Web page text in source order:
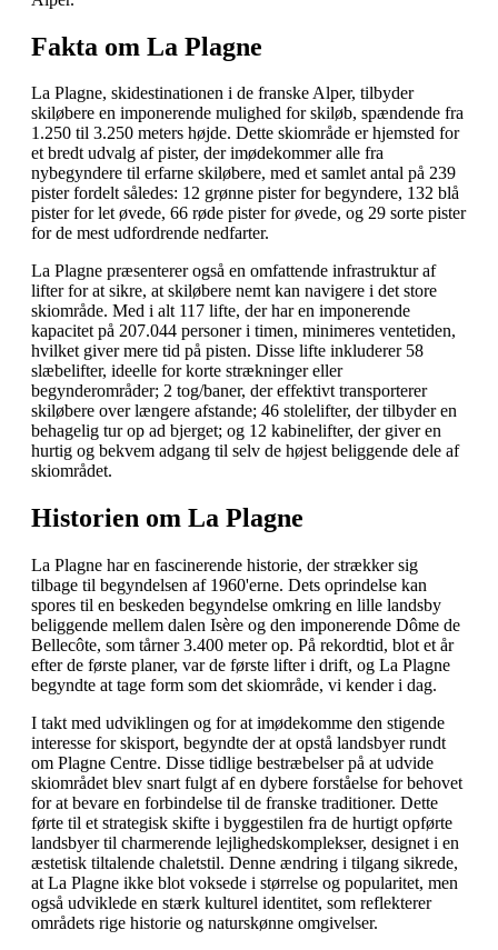
Fakta om La Plagne
La Plagne, skidestinationen i de franske Alper, tilbyder
skiløbere en imponerende mulighed for skiløb, spændende fra
1.250 til 3.250 meters højde. Dette skiområde er hjemsted for
et bredt udvalg af pister, der imødekommer alle fra
nybegyndere til erfarne skiløbere, med et samlet antal på 239
pister fordelt således: 12 grønne pister for begyndere, 132 blå
pister for let øvede, 66 røde pister for øvede, og 29 sorte pister
for de mest udfordrende nedfarter.
La Plagne præsenterer også en omfattende infrastruktur af
lifter for at sikre, at skiløbere nemt kan navigere i det store
skiområde. Med i alt 117 lifte, der har en imponerende
kapacitet på 207.044 personer i timen, minimeres ventetiden,
hvilket giver mere tid på pisten. Disse lifte inkluderer 58
slæbelifter, ideelle for korte strækninger eller
begynderområder; 2 tog/baner, der effektivt transporterer
skiløbere over længere afstande; 46 stolelifter, der tilbyder en
behagelig tur op ad bjerget; og 12 kabinelifter, der giver en
hurtig og bekvem adgang til selv de højest beliggende dele af
skiområdet.
Historien om La Plagne
La Plagne har en fascinerende historie, der strækker sig
tilbage til begyndelsen af 1960'erne. Dets oprindelse kan
spores til en beskeden begyndelse omkring en lille landsby
beliggende mellem dalen Isère og den imponerende Dôme de
Bellecôte, som tårner 3.400 meter op. På rekordtid, blot et år
efter de første planer, var de første lifter i drift, og La Plagne
begyndte at tage form som det skiområde, vi kender i dag.
I takt med udviklingen og for at imødekomme den stigende
interesse for skisport, begyndte der at opstå landsbyer rundt
om Plagne Centre. Disse tidlige bestræbelser på at udvide
skiområdet blev snart fulgt af en dybere forståelse for behovet
for at bevare en forbindelse til de franske traditioner. Dette
førte til et strategisk skifte i byggestilen fra de hurtigt opførte
landsbyer til charmerende lejlighedskomplekser, designet i en
æstetisk tiltalende chaletstil. Denne ændring i tilgang sikrede,
at La Plagne ikke blot voksede i størrelse og popularitet, men
også udviklede en stærk kulturel identitet, som reflekterer
områdets rige historie og naturskønne omgivelser.